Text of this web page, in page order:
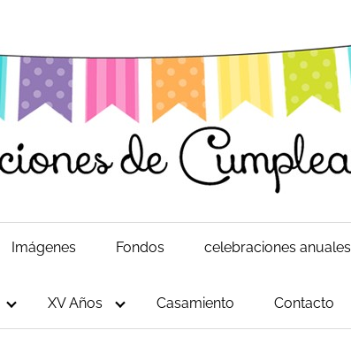
Imágenes Fondos celebraciones anuales
XV Años Casamiento Contacto